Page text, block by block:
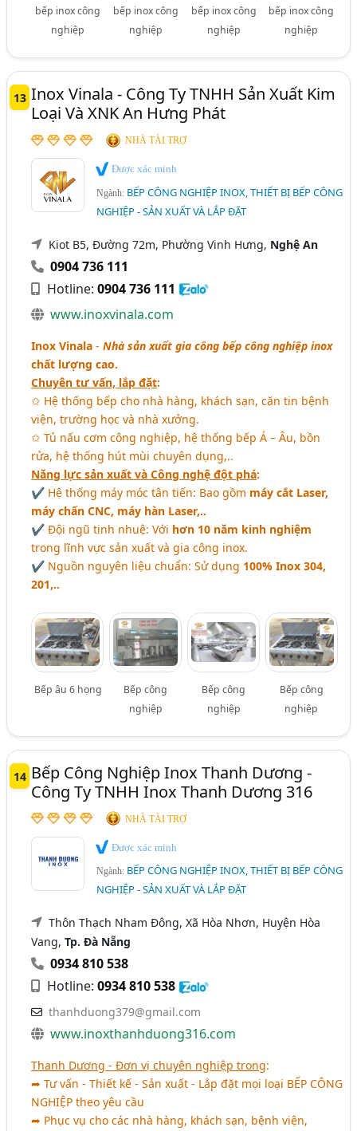
bếp inox công
nghiệp
bếp inox công
nghiệp
bếp inox công
nghiệp
bếp inox công
nghiệp
13 Inox Vinala - Công Ty TNHH Sản Xuất Kim
Loại Và XNK An Hưng Phát
NHÀ TÀI TRỢ
Được xác minh
Ngành: BẾP CÔNG NGHIỆP INOX, THIẾT BỊ BẾP CÔNG
NGHIỆP - SẢN XUẤT VÀ LẮP ĐẶT
Kiot B5, Đường 72m, Phường Vinh Hưng, Nghệ An
0904 736 111
Hotline:0904 736 111
www.inoxvinala.com
Inox Vinala -Nhà sản xuất gia công bếp công nghiệp inox
chất lượng cao.
Chuyên tư vấn, lắp đặt:
✩ Hệ thống bếp cho nhà hàng, khách sạn, căn tin bệnh
viện, trường học và nhà xưởng.
✩ Tủ nấu cơm công nghiệp, hệ thống bếp Á – Âu, bồn
rửa, hệ thống hút mùi chuyên dụng,..
Năng lực sản xuất và Công nghệ đột phá:
✔ Hệ thống máy móc tân tiến: Bao gồm máy cắt Laser,
máy chấn CNC, máy hàn Laser,..
✔ Đội ngũ tinh nhuệ: Với hơn 10 năm kinh nghiệm
trong lĩnh vực sản xuất và gia công inox.
✔ Nguồn nguyên liệu chuẩn: Sử dụng 100% Inox 304,
201,..
Bếp âu 6 họng
Bếp công
nghiệp
Bếp công
nghiệp
Bếp công
nghiệp
14 Bếp Công Nghiệp Inox Thanh Dương -
Công Ty TNHH Inox Thanh Dương 316
NHÀ TÀI TRỢ
Được xác minh
Ngành: BẾP CÔNG NGHIỆP INOX, THIẾT BỊ BẾP CÔNG
NGHIỆP - SẢN XUẤT VÀ LẮP ĐẶT
Thôn Thạch Nham Đông, Xã Hòa Nhơn, Huyện Hòa
Vang,Tp. Đà Nẵng
0934 810 538
Hotline:0934 810 538
thanhduong379@gmail.com
www.inoxthanhduong316.com
Thanh Dương - Đơn vị chuyên nghiệp trong:
➦ Tư vấn - Thiết kế - Sản xuất - Lắp đặt mọi loại BẾP CÔNG
NGHIỆP theo yêu cầu
➦ Phục vụ cho các nhà hàng, khách sạn, bệnh viện,